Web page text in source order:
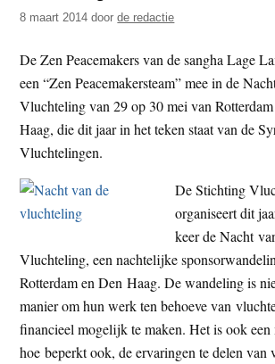
e
i
t
e
d
z
e
s
i
t
e
8 maart 2014 doorde redactie
De Zen Peacemakers van de sangha Lage
een “Zen Peacemakersteam” mee in de
Vluchteling van 29 op 30 mei van
Haag, die dit jaar in het teken staat van de
Vluchtelingen.
De Stichting
organiseert dit
keer de Nacht
Vluchteling, een nachtelijke
Rotterdam en Den Haag. De wandeling is
manier om hun werk ten behoeve van
financieel mogelijk te maken. Het is ook een
hoe beperkt ook, de ervaringen te delen van